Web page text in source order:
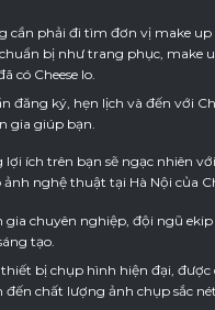
cần phải đi tìm đơn vị make
bị như trang phục, make
có Cheese lo.
đăng ký, hẹn lịch và đến với
gia giúp bạn.
lợi ích trên bạn sẽ ngạc nhiên
nghệ thuật tại Hà Nội của
gia chuyên nghiệp, đội ngũ
tạo.
bị chụp hình hiện đại,
đến chất lượng ảnh chụp sắc